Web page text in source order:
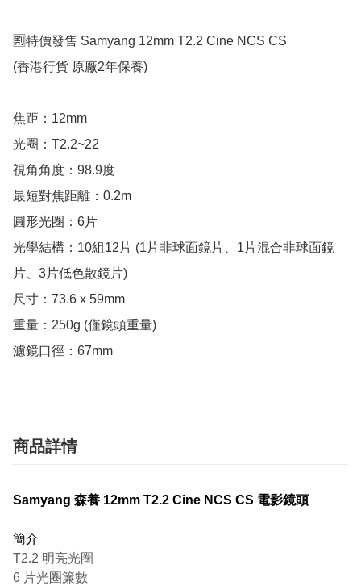
🈹特價發售 Samyang 12mm T2.2 Cine NCS CS
(香港行貨 原廠2年保養)
焦距：12mm
光圈：T2.2~22
視角角度：98.9度
最短對焦距離：0.2m
圓形光圈：6片
光學結構：10組12片 (1片非球面鏡片、1片混合非球面鏡
片、3片低色散鏡片)
尺寸：73.6 x 59mm
重量：250g (僅鏡頭重量)
濾鏡口徑：67mm
商品詳情
Samyang 森養 12mm T2.2 Cine NCS CS 電影鏡頭
簡介
T2.2 明亮光圈
6 片光圈簾數